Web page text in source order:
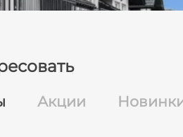
Акции